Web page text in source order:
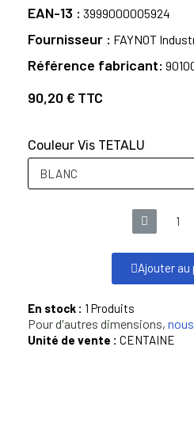
EAN-13 3999000005924
Fournisseur FAYNOT
Référence fabricant
90,20 € TTC
Couleur Vis TETALU
Ajouter au
En stock : 1 Produits
Pour d'autres dimensions,
Unité de vente : CENTAINE